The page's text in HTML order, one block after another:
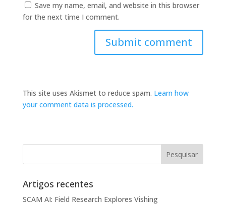
Save my name, email, and website in this browser
for the next time I comment.
This site uses Akismet to reduce spam. Learn how
your comment data is processed.
Artigos recentes
SCAM AI: Field Research Explores Vishing